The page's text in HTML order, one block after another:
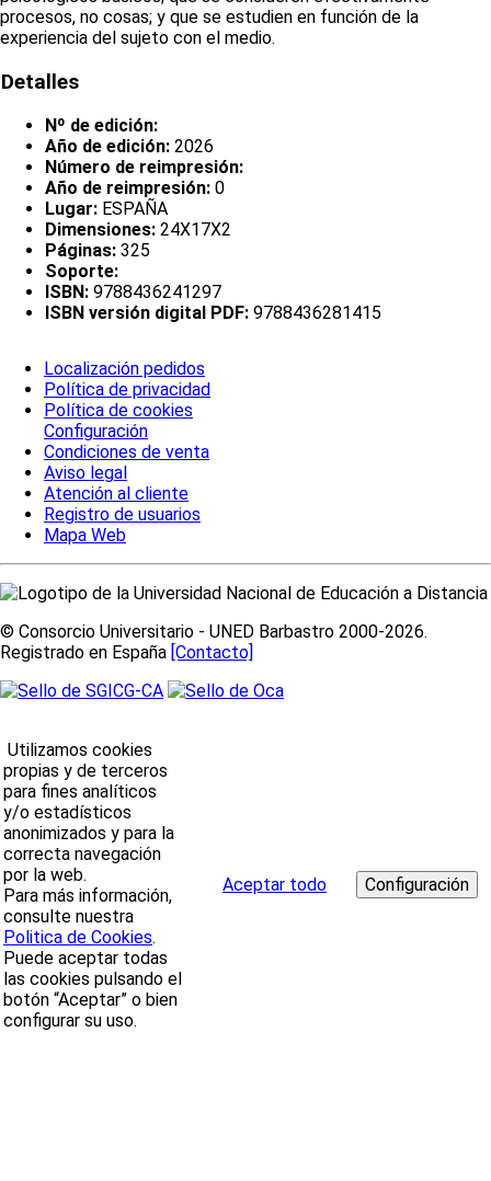
procesos, no cosas; y que se estudien en función de la
experiencia del sujeto con el medio.
Detalles
Nº de edición:
Año de edición: 2026
Número de reimpresión:
Año de reimpresión: 0
Lugar: ESPAÑA
Dimensiones: 24X17X2
Páginas: 325
Soporte:
ISBN: 9788436241297
ISBN versión digital PDF: 9788436281415
Localización pedidos
Política de privacidad
Política de cookies
Configuración
Condiciones de venta
Aviso legal
Atención al cliente
Registro de usuarios
Mapa Web
© Consorcio Universitario - UNED Barbastro 2000-2026.
Registrado en España [Contacto]
Utilizamos cookies
propias y de terceros
para fines analíticos
y/o estadísticos
anonimizados y para la
correcta navegación
por la web.
Para más información,
consulte nuestra
Politica de Cookies.
Puede aceptar todas
las cookies pulsando el
botón “Aceptar” o bien
configurar su uso.
Aceptar todo